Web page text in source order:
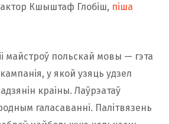
актор Кшыштаф Глобіш, піша
майстроў польскай мовы — гэта
у якой узяць удзел
краіны. Лаўрэатаў
галасаванні. Палітвязень